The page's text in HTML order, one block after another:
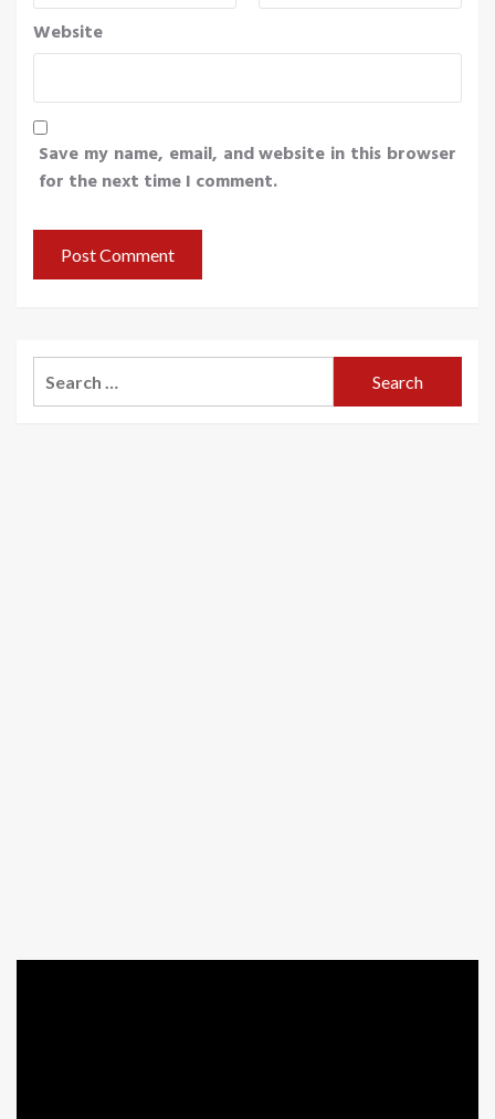
Website
Save my name, email, and website in this browser
for the next time I comment.
for: